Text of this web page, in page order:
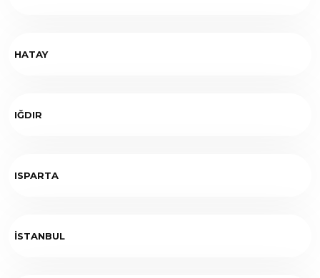
HATAY
IĞDIR
ISPARTA
İSTANBUL